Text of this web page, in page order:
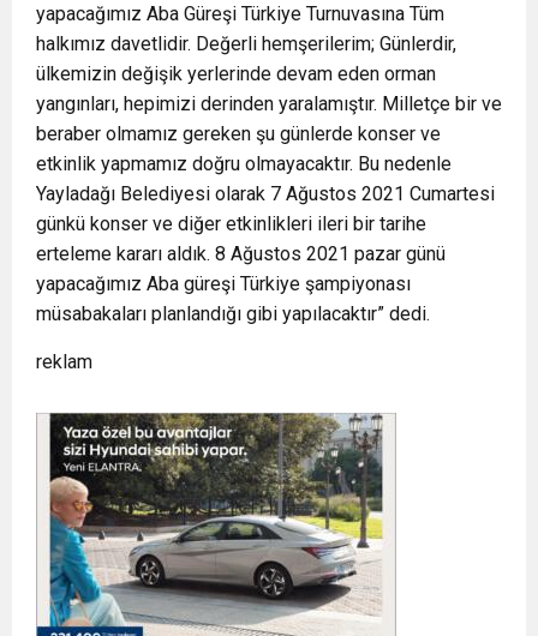
yapacağımız Aba Güreşi Türkiye Turnuvasına Tüm
halkımız davetlidir. Değerli hemşerilerim; Günlerdir,
ülkemizin değişik yerlerinde devam eden orman
yangınları, hepimizi derinden yaralamıştır. Milletçe bir ve
beraber olmamız gereken şu günlerde konser ve
etkinlik yapmamız doğru olmayacaktır. Bu nedenle
Yayladağı Belediyesi olarak 7 Ağustos 2021 Cumartesi
günkü konser ve diğer etkinlikleri ileri bir tarihe
erteleme kararı aldık. 8 Ağustos 2021 pazar günü
yapacağımız Aba güreşi Türkiye şampiyonası
müsabakaları planlandığı gibi yapılacaktır” dedi.
reklam